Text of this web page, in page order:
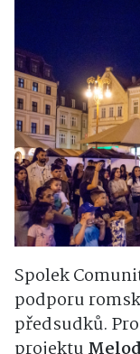
Spolek
podporu
předsudků.